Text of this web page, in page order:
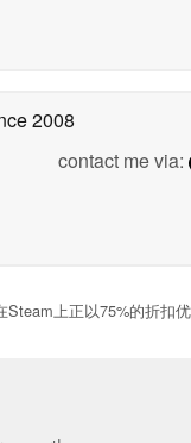
2008
contact me via:
上正以75%的折扣